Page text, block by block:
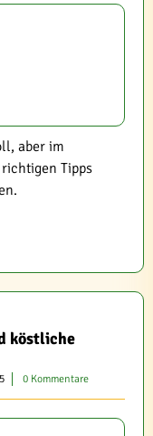
aber im
Tipps
köstliche
0 Kommentare